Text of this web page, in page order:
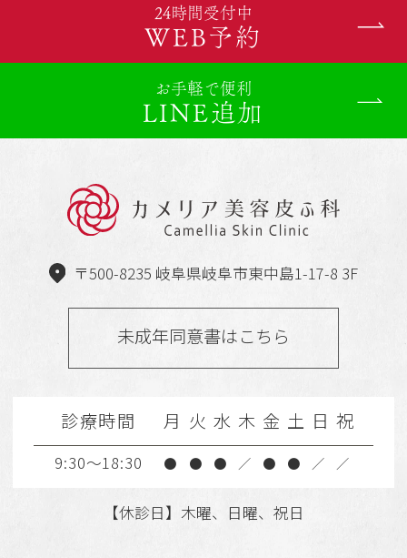
24時間受付中
WEB予約
お手軽で便利
LINE追加
〒500-8235 岐阜県岐阜市東中島1-17-8 3F
未成年同意書はこちら
診療時間 月 火 水 木 金 土 日 祝
9:30～18:30 ● ● ● ／ ● ● ／ ／
【休診日】木曜、日曜、祝日